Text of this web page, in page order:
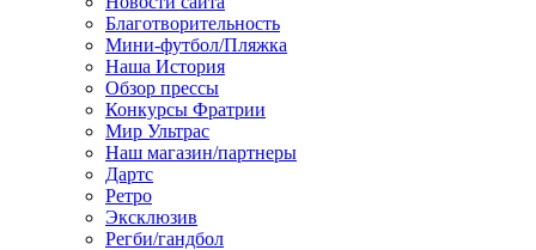
Благотворительность
Мини-футбол/Пляжка
Наша История
Обзор прессы
Конкурсы Фратрии
Мир Ультрас
Наш магазин/партнеры
Дартс
Ретро
Эксклюзив
Регби/гандбол